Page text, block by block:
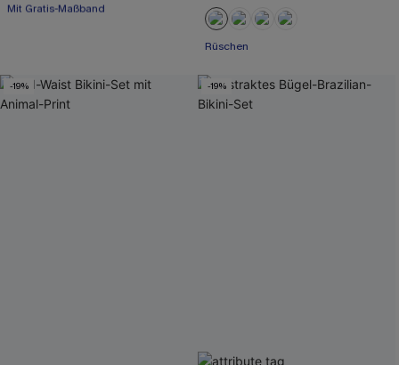
High waist
Rüschen
-19% -19%